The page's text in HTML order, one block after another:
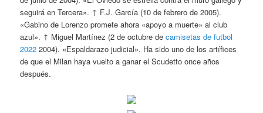
seguirá en Tercera». ↑ F.J. García (10 de febrero de 2005).
«Gabino de Lorenzo promete ahora «apoyo a muerte» al club
azul». ↑ Miguel Martínez (2 de octubre decamisetas de futbol
2022 2004). «Espaldarazo judicial». Ha sido uno de los artífices
de que el Milan haya vuelto a ganar el Scudetto once años
después.